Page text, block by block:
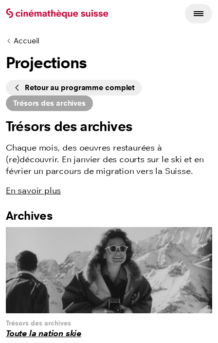
Accueil
Projections
CyclesRetour au programme complet
Trésors des archives
Trésors des archives
Chaque mois, des oeuvres restaurées à
(re)découvrir. En janvier des courts sur le ski et en
février un parcours de migration vers la Suisse.
En savoir plus
Listing des films
Archives
Trésors des archives
Toute la nation skie